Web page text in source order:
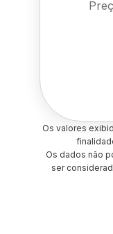
Os valores
Os dados não
ser